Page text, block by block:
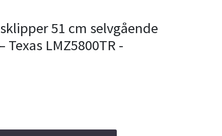
51 cm selvgående
LMZ5800TR -